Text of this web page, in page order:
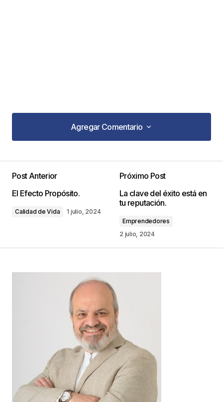
Agregar Comentario
Agregar Comentario
publicada. Los campos obligatorios están
*
Guarda mi nombre, correo electrónico y web en
este navegador para la próxima vez que
comente.
Este sitio esta protegido por
Post Anterior
El Efecto Propósito.
Calidad de Vida 1 julio, 2024
Próximo Post
La clave del éxito está en
tu reputación.
Emprendedores
2 julio, 2024